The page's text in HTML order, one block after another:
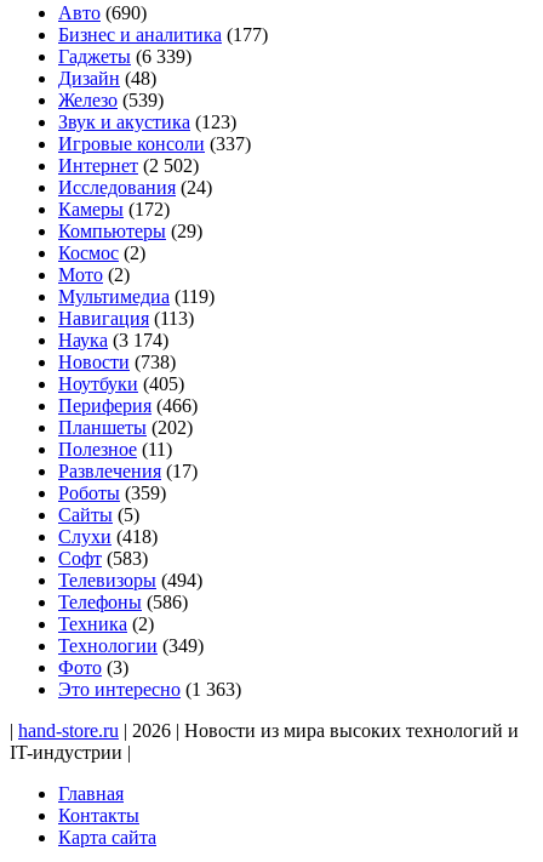
Авто (690)
Бизнес и аналитика (177)
Гаджеты (6 339)
Дизайн (48)
Железо (539)
Звук и акустика (123)
Игровые консоли (337)
Интернет (2 502)
Исследования (24)
Камеры (172)
Компьютеры (29)
Космос (2)
Мото (2)
Мультимедиа (119)
Навигация (113)
Наука (3 174)
Новости (738)
Ноутбуки (405)
Периферия (466)
Планшеты (202)
Полезное (11)
Развлечения (17)
Роботы (359)
Сайты (5)
Слухи (418)
Софт (583)
Телевизоры (494)
Телефоны (586)
Техника (2)
Технологии (349)
Фото (3)
Это интересно (1 363)
| hand-store.ru | 2026 | Новости из мира высоких технологий и
IT-индустрии |
Главная
Контакты
Карта сайта